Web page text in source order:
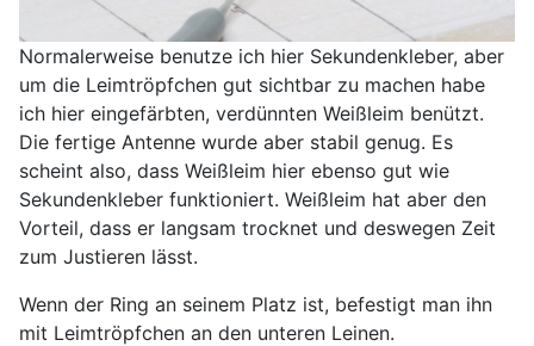
Normalerweise benutze ich hier Sekundenkleber, aber
um die Leimtröpfchen gut sichtbar zu machen habe
ich hier eingefärbten, verdünnten Weißleim benützt.
Die fertige Antenne wurde aber stabil genug. Es
scheint also, dass Weißleim hier ebenso gut wie
Sekundenkleber funktioniert. Weißleim hat aber den
Vorteil, dass er langsam trocknet und deswegen Zeit
zum Justieren lässt.
Wenn der Ring an seinem Platz ist, befestigt man ihn
mit Leimtröpfchen an den unteren Leinen.